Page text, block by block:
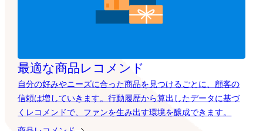
最適な商品レコメンド
自分の好みやニーズに合った商品を見つけるごとに、顧客の
信頼は増していきます。行動履歴から算出したデータに基づ
くレコメンドで、ファンを生み出す環境を醸成できます。